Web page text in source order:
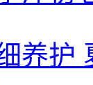
养护